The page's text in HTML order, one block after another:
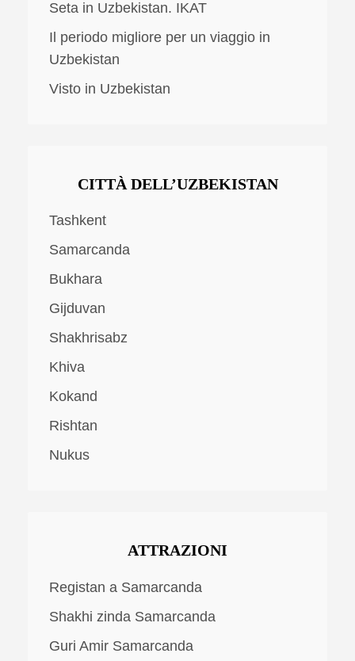
Seta in Uzbekistan. IKAT
Il periodo migliore per un viaggio in
Uzbekistan
Visto in Uzbekistan
CITTÀ DELL’UZBEKISTAN
Tashkent
Samarcanda
Bukhara
Gijduvan
Shakhrisabz
Khiva
Kokand
Rishtan
Nukus
ATTRAZIONI
Registan a Samarcanda
Shakhi zinda Samarcanda
Guri Amir Samarcanda